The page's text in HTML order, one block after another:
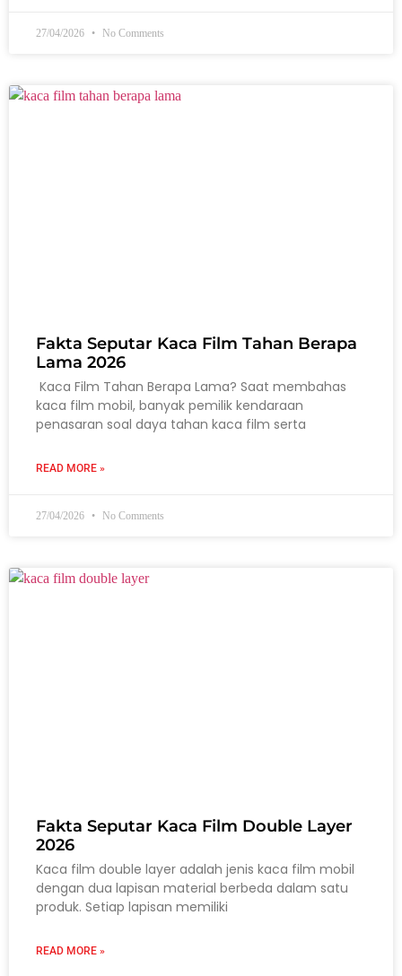
27/04/2026 No Comments
Fakta Seputar Kaca Film Tahan Berapa
Lama 2026
Kaca Film Tahan Berapa Lama? Saat membahas
kaca film mobil, banyak pemilik kendaraan
penasaran soal daya tahan kaca film serta
READ MORE »
27/04/2026 No Comments
Fakta Seputar Kaca Film Double Layer
2026
Kaca film double layer adalah jenis kaca film mobil
dengan dua lapisan material berbeda dalam satu
produk. Setiap lapisan memiliki
READ MORE »